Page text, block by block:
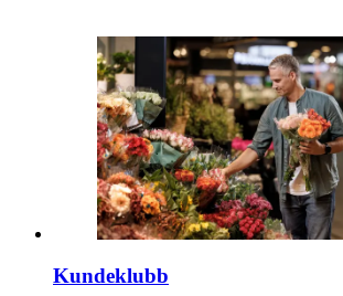
Kundeklubb